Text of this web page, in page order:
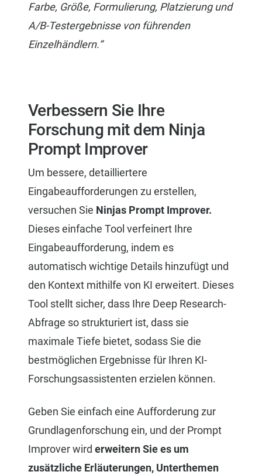
Farbe, Größe, Formulierung, Platzierung und
A/B-Testergebnisse von führenden
Einzelhändlern.“
Verbessern Sie Ihre
Forschung mit dem Ninja
Prompt Improver
Um bessere, detailliertere
Eingabeaufforderungen zu erstellen,
versuchen Sie Ninjas Prompt Improver.
Dieses einfache Tool verfeinert Ihre
Eingabeaufforderung, indem es
automatisch wichtige Details hinzufügt und
den Kontext mithilfe von KI erweitert. Dieses
Tool stellt sicher, dass Ihre Deep Research-
Abfrage so strukturiert ist, dass sie
maximale Tiefe bietet, sodass Sie die
bestmöglichen Ergebnisse für Ihren KI-
Forschungsassistenten erzielen können.
Geben Sie einfach eine Aufforderung zur
Grundlagenforschung ein, und der Prompt
Improver wird erweitern Sie es um
zusätzliche Erläuterungen, Unterthemen